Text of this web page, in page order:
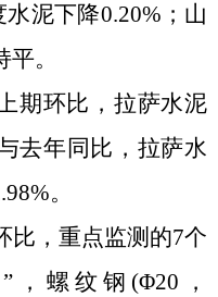
泥下降0.20%；山
平。
期环比，拉萨水泥
去年同比，拉萨水
。
比，重点监测的7个
螺纹钢(Φ20，